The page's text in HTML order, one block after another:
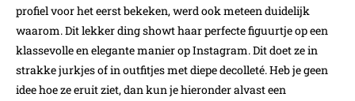
profiel voor het eerst bekeken, werd ook meteen duidelijk
waarom. Dit lekker ding showt haar perfecte figuurtje op een
klassevolle en elegante manier op Instagram. Dit doet ze in
strakke jurkjes of in outfitjes met diepe decolleté. Heb je geen
idee hoe ze eruit ziet, dan kun je hieronder alvast een